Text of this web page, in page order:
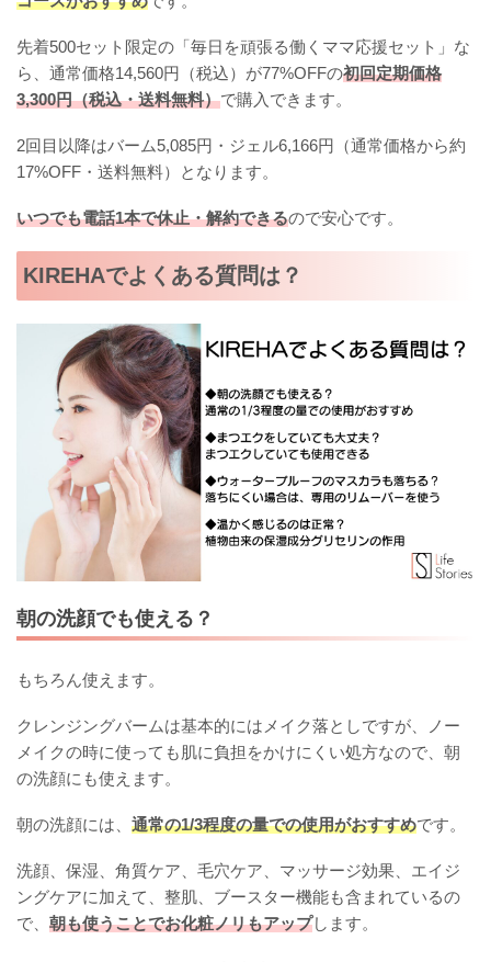
先着500セット限定の「毎日を頑張る働くママ応援セット」な
ら、通常価格14,560円（税込）が77%OFFの初回定期価格
3,300円（税込・送料無料）で購入できます。
2回目以降はバーム5,085円・ジェル6,166円（通常価格から約
17%OFF・送料無料）となります。
いつでも電話1本で休止・解約できるので安心です。
KIREHAでよくある質問は？
朝の洗顔でも使える？
もちろん使えます。
クレンジングバームは基本的にはメイク落としですが、ノー
メイクの時に使っても肌に負担をかけにくい処方なので、朝
の洗顔にも使えます。
朝の洗顔には、 通常の1/3程度の量での使用がおすすめです。
洗顔、保湿、角質ケア、毛穴ケア、マッサージ効果、エイジ
ングケアに加えて、整肌、ブースター機能も含まれているの
で、 朝も使うことでお化粧ノリもアップします。